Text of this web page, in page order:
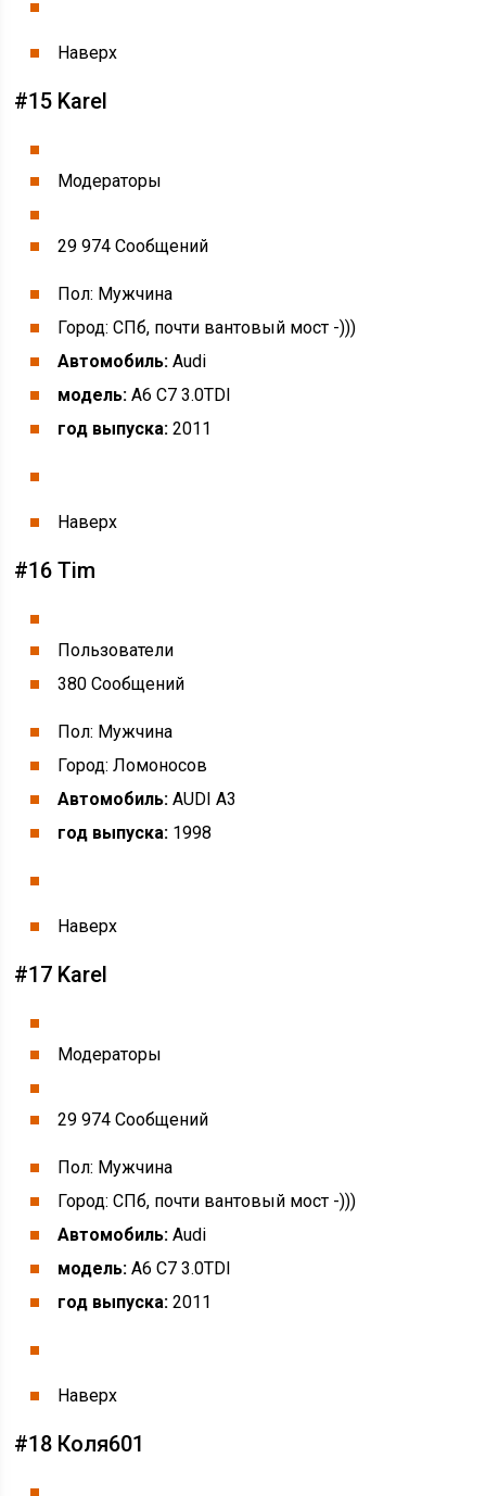
Наверх
#15 Karel
Модераторы
29 974 Cообщений
Пол: Мужчина
Город: СПб, почти вантовый мост -)))
Автомобиль: Audi
модель: A6 C7 3.0TDI
год выпуска: 2011
Наверх
#16 Tim
Пользователи
380 Cообщений
Пол: Мужчина
Город: Ломоносов
Автомобиль: AUDI A3
год выпуска: 1998
Наверх
#17 Karel
Модераторы
29 974 Cообщений
Пол: Мужчина
Город: СПб, почти вантовый мост -)))
Автомобиль: Audi
модель: A6 C7 3.0TDI
год выпуска: 2011
Наверх
#18 Коля601